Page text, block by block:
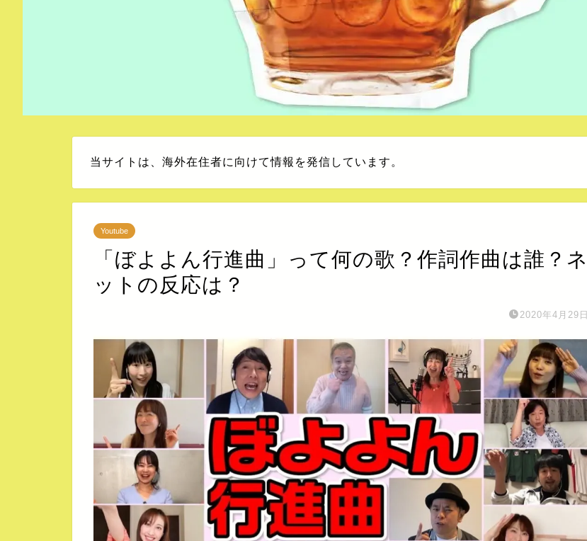
当サイトは、海外在住者に向けて情報を発信しています。
Youtube
「ぼよよん行進曲」って何の歌？作詞作曲は誰？ネ
ットの反応は？
2020年4月29日